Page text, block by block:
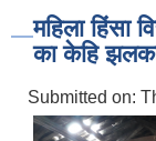
महिला हिंसा
का केहि
Submitted on: